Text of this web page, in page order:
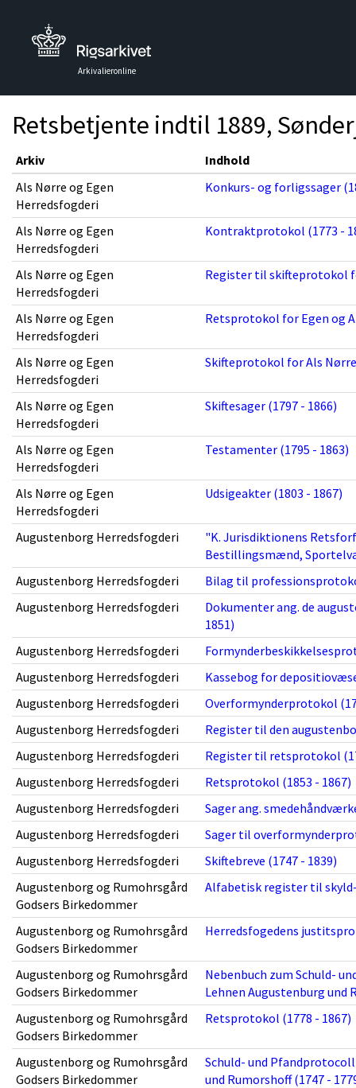
Arkivalieronline
Retsbetjente indtil 1889,
Arkiv
Indhold
Als Nørre og Egen
Herredsfogderi
Konkurs- og forligssager
Als Nørre og Egen
Herredsfogderi
Kontraktprotokol (1773 -
Als Nørre og Egen
Herredsfogderi
Register til skifteprotokol
Als Nørre og Egen
Herredsfogderi
Retsprotokol for Egen og
Als Nørre og Egen
Herredsfogderi
Skifteprotokol for Als
Als Nørre og Egen
Herredsfogderi
Skiftesager (1797 - 1866)
Als Nørre og Egen
Herredsfogderi
Testamenter (1795 - 1863)
Als Nørre og Egen
Herredsfogderi
Udsigeakter (1803 - 1867)
Augustenborg Herredsfogderi
"K. Jurisdiktionens
Bestillingsmænd,
Augustenborg Herredsfogderi
Bilag til
Augustenborg Herredsfogderi
Dokumenter ang. de
1851)
Augustenborg Herredsfogderi
Augustenborg Herredsfogderi
Kassebog for
Augustenborg Herredsfogderi
Overformynderprotokol
Augustenborg Herredsfogderi
Register til den
Augustenborg Herredsfogderi
Register til retsprotokol
Augustenborg Herredsfogderi
Retsprotokol (1853 - 1867)
Augustenborg Herredsfogderi
Sager ang.
Augustenborg Herredsfogderi
Sager til
Augustenborg Herredsfogderi
Skiftebreve (1747 - 1839)
Augustenborg og Rumohrsgård
Godsers Birkedommer
Alfabetisk register til
Augustenborg og Rumohrsgård
Godsers Birkedommer
Herredsfogedens
Augustenborg og Rumohrsgård
Godsers Birkedommer
Nebenbuch zum Schuld-
Lehnen Augustenburg und
Augustenborg og Rumohrsgård
Godsers Birkedommer
Retsprotokol (1778 - 1867)
Augustenborg og Rumohrsgård
Godsers Birkedommer
Schuld- und
und Rumorshoff (1747 -